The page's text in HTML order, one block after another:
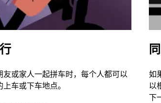
友或家人一起拼车时，每个人都可以
车或下车地点。
如
以
下